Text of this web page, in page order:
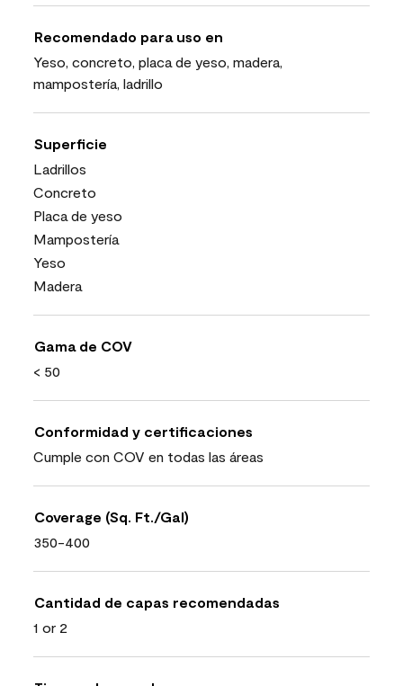
Recomendado para uso en
Yeso, concreto, placa de yeso, madera,
mampostería, ladrillo
Superficie
Ladrillos
Concreto
Placa de yeso
Mampostería
Yeso
Madera
Gama de COV
< 50
Conformidad y certificaciones
Cumple con COV en todas las áreas
Coverage (Sq. Ft./Gal)
350-400
Cantidad de capas recomendadas
1 or 2